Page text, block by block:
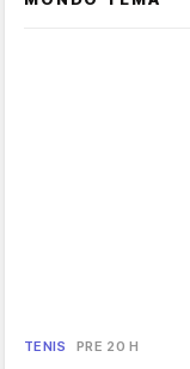
TENIS PRE 20 H